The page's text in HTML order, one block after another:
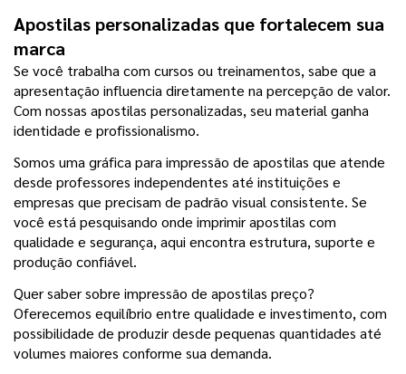
Apostilas personalizadas que fortalecem sua
marca
Se você trabalha com cursos ou treinamentos, sabe que a
apresentação influencia diretamente na percepção de valor.
Com nossas apostilas personalizadas, seu material ganha
identidade e profissionalismo.
Somos uma gráfica para impressão de apostilas que atende
desde professores independentes até instituições e
empresas que precisam de padrão visual consistente. Se
você está pesquisando onde imprimir apostilas com
qualidade e segurança, aqui encontra estrutura, suporte e
produção confiável.
Quer saber sobre impressão de apostilas preço?
Oferecemos equilíbrio entre qualidade e investimento, com
possibilidade de produzir desde pequenas quantidades até
volumes maiores conforme sua demanda.